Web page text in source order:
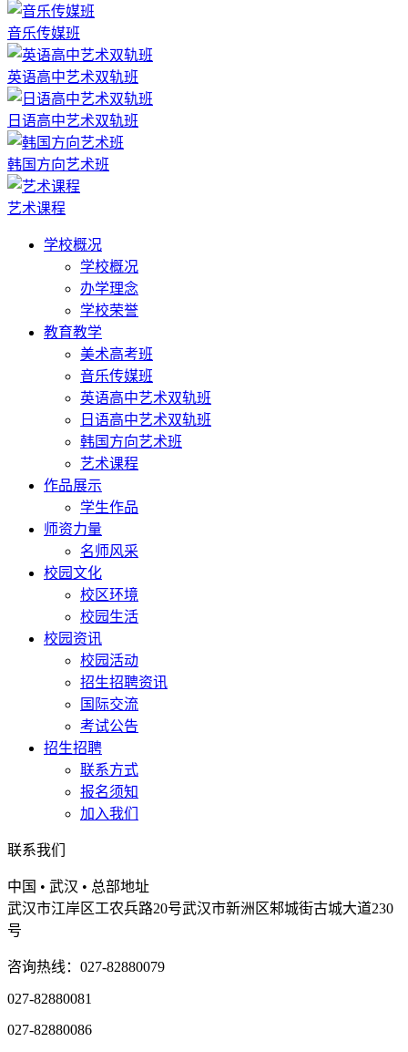
音乐传媒班
英语高中艺术双轨班
日语高中艺术双轨班
韩国方向艺术班
艺术课程
学校概况
学校概况
办学理念
学校荣誉
教育教学
美术高考班
音乐传媒班
英语高中艺术双轨班
日语高中艺术双轨班
韩国方向艺术班
艺术课程
作品展示
学生作品
师资力量
名师风采
校园文化
校区环境
校园生活
校园资讯
校园活动
招生招聘资讯
国际交流
考试公告
招生招聘
联系方式
报名须知
加入我们
联系我们
中国 • 武汉 • 总部地址
武汉市江岸区工农兵路20号武汉市新洲区邾城街古城大道230
号
咨询热线：027-82880079
027-82880081
027-82880086